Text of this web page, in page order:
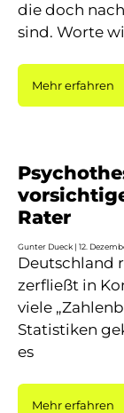
die doch
sind. Worte
Mehr erfahren
Rater
Gunter Dueck 12.
Deutschland
zerfließt in
viele
Statistiken
es
Mehr erfahren